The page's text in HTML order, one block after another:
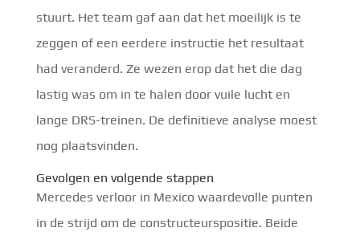
stuurt. Het team gaf aan dat het moeilijk is te
zeggen of een eerdere instructie het resultaat
had veranderd. Ze wezen erop dat het die dag
lastig was om in te halen door vuile lucht en
lange DRS-treinen. De definitieve analyse moest
nog plaatsvinden.
Gevolgen en volgende stappen
Mercedes verloor in Mexico waardevolle punten
in de strijd om de constructeurspositie. Beide